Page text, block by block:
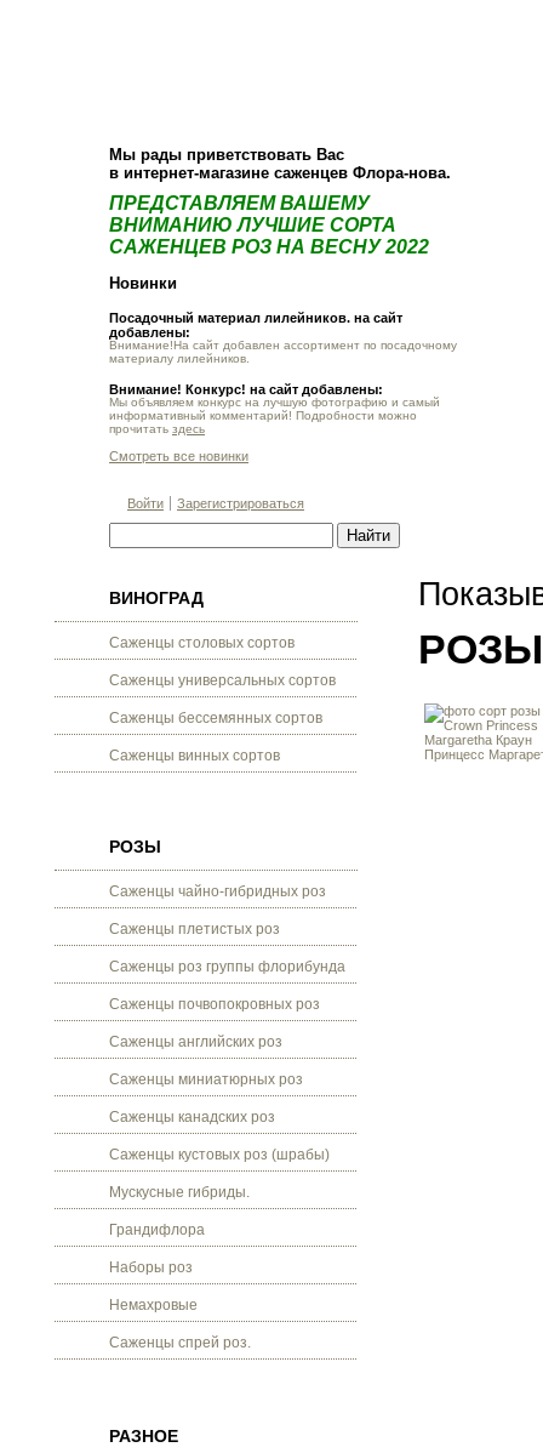
Мы рады приветствовать Вас
в интернет-магазине саженцев Флора-нова.
ПРЕДСТАВЛЯЕМ ВАШЕМУ
ВНИМАНИЮ ЛУЧШИЕ СОРТА
САЖЕНЦЕВ РОЗ НА ВЕСНУ 2022
Новинки
Посадочный материал лилейников. на сайт
добавлены:
Внимание!На сайт добавлен ассортимент по посадочному
материалу лилейников.
Внимание! Конкурс! на сайт добавлены:
Мы объявляем конкурс на лучшую фотографию и самый
информативный комментарий! Подробности можно
прочитать здесь
Смотреть все новинки
Войти Зарегистрироваться
ВИНОГРАД
Саженцы столовых сортов
Саженцы универсальных сортов
Саженцы бессемянных сортов
Саженцы винных сортов
РОЗЫ
Саженцы чайно-гибридных роз
Саженцы плетистых роз
Саженцы роз группы флорибунда
Саженцы почвопокровных роз
Саженцы английских роз
Саженцы миниатюрных роз
Саженцы канадских роз
Саженцы кустовых роз (шрабы)
Мускусные гибриды.
Грандифлора
Наборы роз
Немахровые
Саженцы спрей роз.
РАЗНОЕ
РОЗЫ